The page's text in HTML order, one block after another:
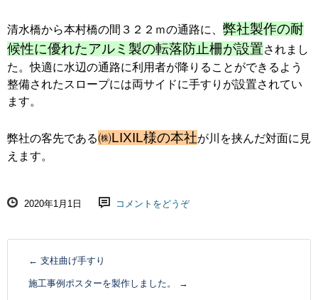
清水橋から本村橋の間３２２ｍの通路に、 弊社製作の耐
候性に優れたアルミ製の転落防止柵が設置されまし
た。快適に水辺の通路に利用者が降りることができるよう
整備されたスロープには両サイドに手すりが設置されてい
ます。
弊社の客先である㈱LIXIL様の本社が川を挟んだ対面に見
えます。
2020年1月1日 コメントをどうぞ
← 支柱曲げ手すり
施工事例ポスターを製作しました。 →